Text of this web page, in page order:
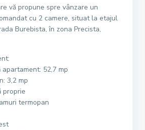
vă propune spre vânzare un
cu 2 camere, situat la etajul
Burebista, în zona Precista,
52,7 mp
3,2 mp
proprie
termopan